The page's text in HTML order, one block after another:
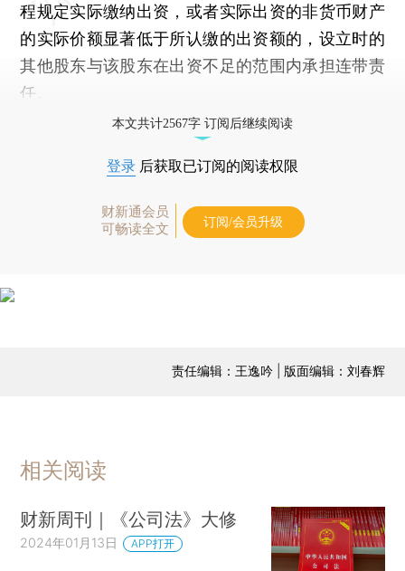
程规定实际缴纳出资，或者实际出资的非货币财产
的实际价额显著低于所认缴的出资额的，设立时的
其他股东与该股东在出资不足的范围内承担连带责
任。
本文共计2567字 订阅后继续阅读
登录 后获取已订阅的阅读权限
财新通会员
可畅读全文
订阅/会员升级
责任编辑：王逸吟 | 版面编辑：刘春辉
相关阅读
财新周刊｜《公司法》大修
2024年01月13日 APP打开